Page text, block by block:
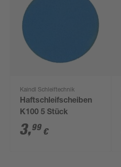
Kaindl Schleiftechnik
Haftschleifscheiben
K100 5 Stück
3,99 €